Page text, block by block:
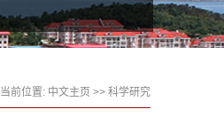
当前位置: 中文主页 >> 科学研究